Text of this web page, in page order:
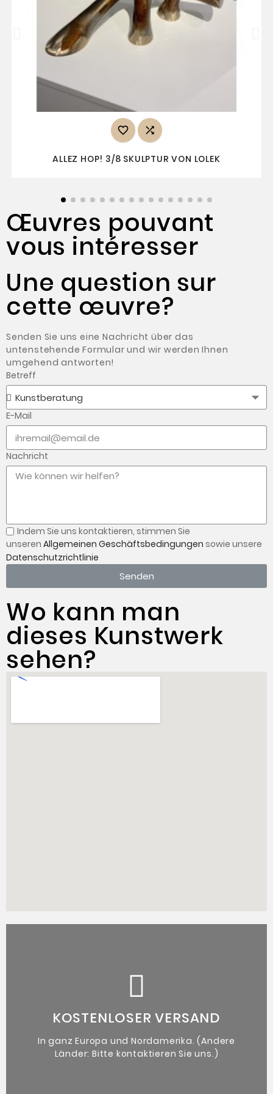
 
ALLEZ HOP! 3/8 SKULPTUR VON LOLEK
Œuvres pouvant
vous intéresser
Une question sur
cette œuvre?
Senden Sie uns eine Nachricht über das
untenstehende Formular und wir werden Ihnen
umgehend antworten!
Betreff
E-Mail
Nachricht
Indem Sie uns kontaktieren, stimmen Sie
unseren Allgemeinen Geschäftsbedingungen sowie unsere
Datenschutzrichtlinie
Senden
Wo kann man
dieses Kunstwerk
sehen?
KOSTENLOSER VERSAND
In ganz Europa und Nordamerika. (Andere
Länder: Bitte kontaktieren Sie uns.)
Originales zeitgenössisches